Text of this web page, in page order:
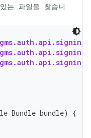
는 파일을 찾습니
Bundle bundle)
{